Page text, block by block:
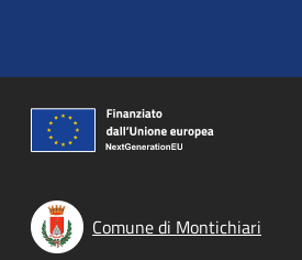
Comune di Montichiari